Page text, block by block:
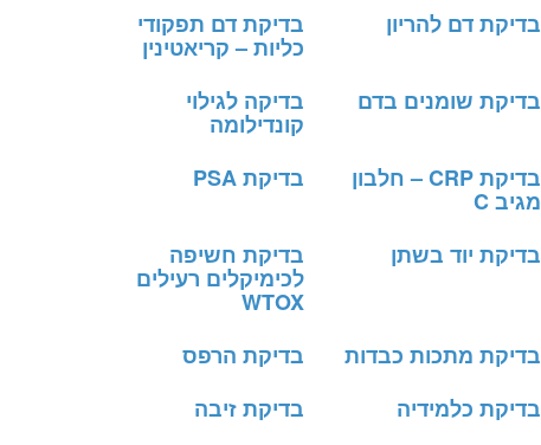
בדיקת דם להריון
בדיקת דם תפקודי
כליות – קריאטינין
בדיקת שומנים בדם
בדיקה לגילוי
קונדילומה
בדיקת CRP – חלבון
מגיב C
בדיקת PSA
בדיקת יוד בשתן בדיקת חשיפה
לכימיקלים רעילים
WTOX
בדיקת מתכות כבדות
בדיקת הרפס
בדיקת כלמידיה
בדיקת זיבה